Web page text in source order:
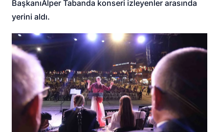
BaşkanıAlper Tabanda konseri izleyenler arasında
yerini aldı.